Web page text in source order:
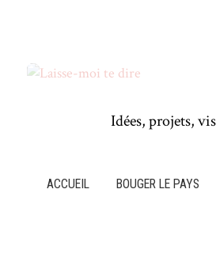
Idées, projets,
ACCUEIL BOUGER LE PAYS